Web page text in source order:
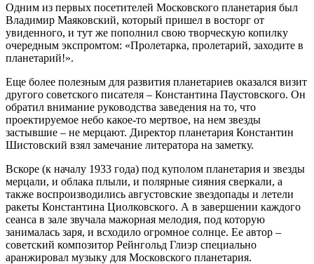
Одним из первых посетителей Московского планетария был
Владимир Маяковский, который пришел в восторг от
увиденного, и тут же пополнил свою творческую копилку
очередным экспромтом: «Пролетарка, пролетарий, заходите в
планетарий!».
Еще более полезным для развития планетариев оказался визит
другого советского писателя – Константина Паустовского. Он
обратил внимание руководства заведения на то, что
проектируемое небо какое-то мертвое, на нем звезды
застывшие – не мерцают. Директор планетария Константин
Шистовский взял замечание литератора на заметку.
Вскоре (к началу 1933 года) под куполом планетария и звезды
мерцали, и облака плыли, и полярные сияния сверкали, а
также воспроизводились августовские звездопады и летели
ракеты Константина Циолковского. А в завершении каждого
сеанса в зале звучала мажорная мелодия, под которую
занималась заря, и всходило огромное солнце. Ее автор –
советский композитор Рейнгольд Глиэр специально
аранжировал музыку для Московского планетария.